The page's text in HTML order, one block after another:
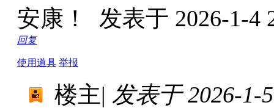
安康！ 发表于 2026-1-4
回复
使用道具 举报
楼主| 发表于 2026-1-